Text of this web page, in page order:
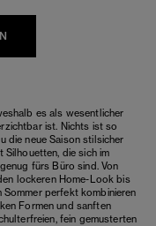
es als wesentlicher
ist. Nichts ist so
die neue Saison stilsicher
Silhouetten, die sich im
fürs Büro sind. Von
lockeren Home-Look bis
perfekt kombinieren
Formen und sanften
fein gemusterten